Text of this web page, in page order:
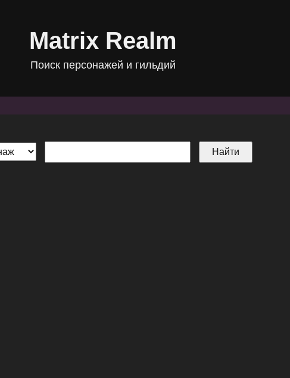
Matrix Realm
Поиск персонажей и гильдий